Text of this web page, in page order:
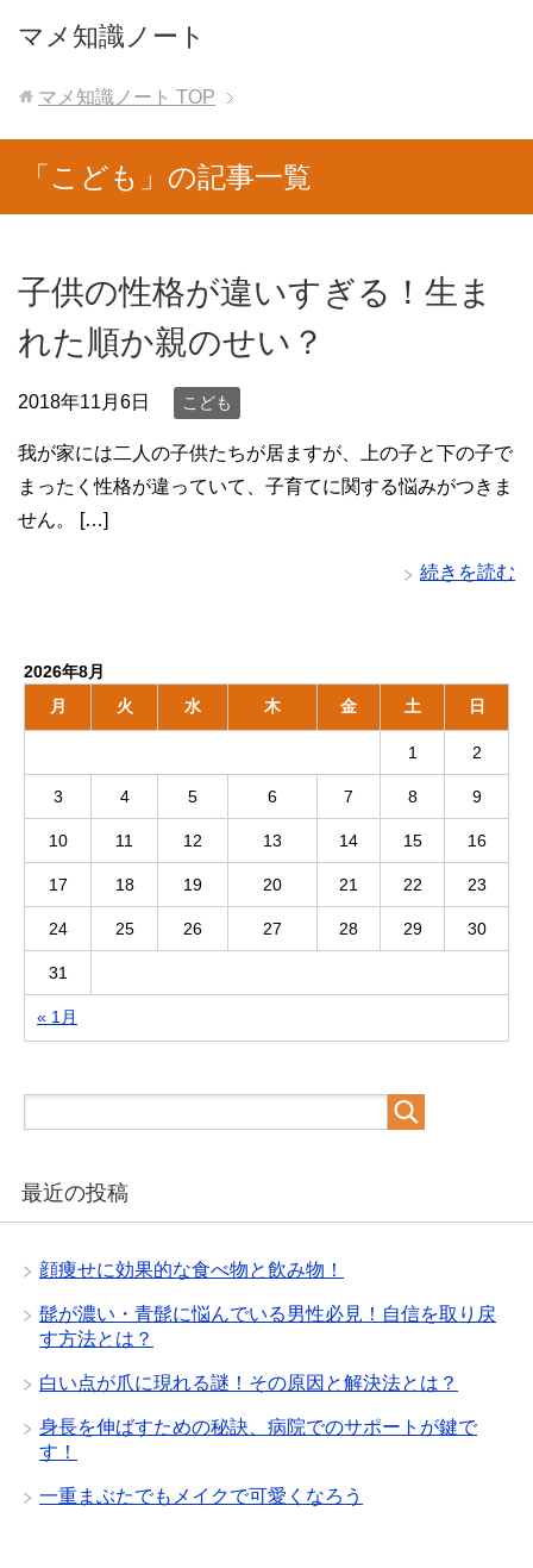
マメ知識ノート
マメ知識ノート TOP
「こども」の記事一覧
子供の性格が違いすぎる！生ま
れた順か親のせい？
2018年11月6日 こども
我が家には二人の子供たちが居ますが、上の子と下の子で
まったく性格が違っていて、子育てに関する悩みがつきま
せん。 […]
続きを読む
2026年8月
月
火 水 木 金 土 日
« 1月
1 2
3 4 5 6 7 8 9
10 11 12 13 14 15 16
17 18 19 20 21 22 23
24 25 26 27 28 29 30
31
最近の投稿
顔痩せに効果的な食べ物と飲み物！
髭が濃い・青髭に悩んでいる男性必見！自信を取り戻
す方法とは？
白い点が爪に現れる謎！その原因と解決法とは？
身長を伸ばすための秘訣、病院でのサポートが鍵で
す！
一重まぶたでもメイクで可愛くなろう